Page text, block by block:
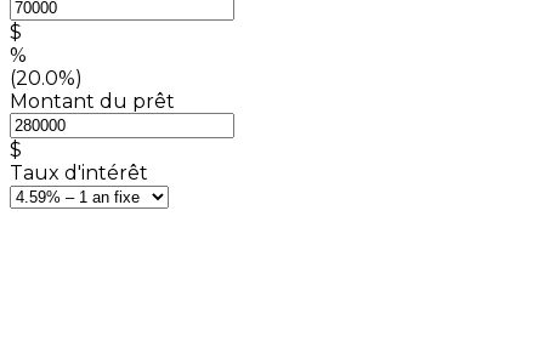
$
%
(20.0%)
Montant du prêt
$
Taux d'intérêt